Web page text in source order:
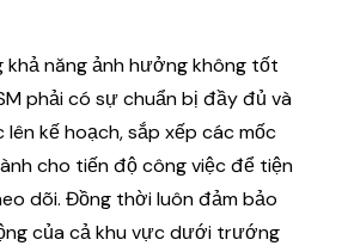
năng ảnh hưởng không tốt
phải có sự chuẩn bị đầy đủ và
kế hoạch, sắp xếp các mốc
cho tiến độ công việc để tiện
dõi. Đồng thời luôn đảm bảo
của cả khu vực dưới trướng